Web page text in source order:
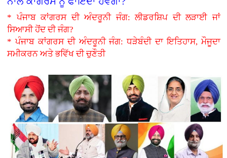
* ਪੰਜਾਬ ਕਾਂਗਰਸ ਦੀ ਅੰਦਰੂਨੀ ਜੰਗ: ਲੀਡਰਸ਼ਿਪ ਦੀ ਲੜਾਈ ਜਾਂ
ਸਿਆਸੀ ਹੋਂਦ ਦੀ ਜੰਗ?
* ਪੰਜਾਬ ਕਾਂਗਰਸ ਦੀ ਅੰਦਰੂਨੀ ਜੰਗ: ਧੜੇਬੰਦੀ ਦਾ ਇਤਿਹਾਸ, ਮੌਜੂਦਾ
ਸਮੀਕਰਨ ਅਤੇ ਭਵਿੱਖ ਦੀ ਚੁਣੌਤੀ